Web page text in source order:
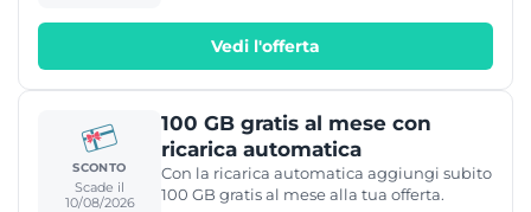
Vedi l'offerta
SCONTO
Scade il
10/08/2026
100 GB gratis al mese con
ricarica automatica
Con la ricarica automatica aggiungi subito
100 GB gratis al mese alla tua offerta.